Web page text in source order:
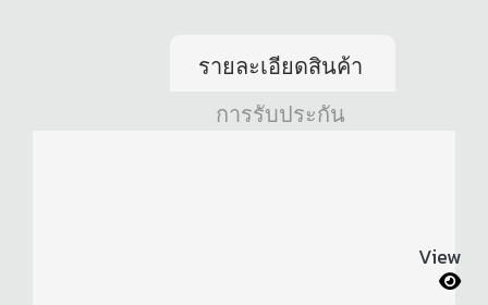
รายละเอียดสินค้า
การรับประกัน
View